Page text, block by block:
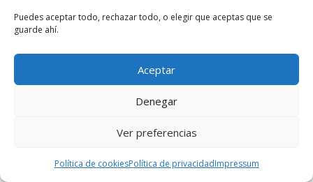
Puedes aceptar todo, rechazar todo, o elegir que aceptas que se
guarde ahí.
Aceptar
Denegar
Ver preferencias
Política de cookiesPolítica de privacidadImpressum